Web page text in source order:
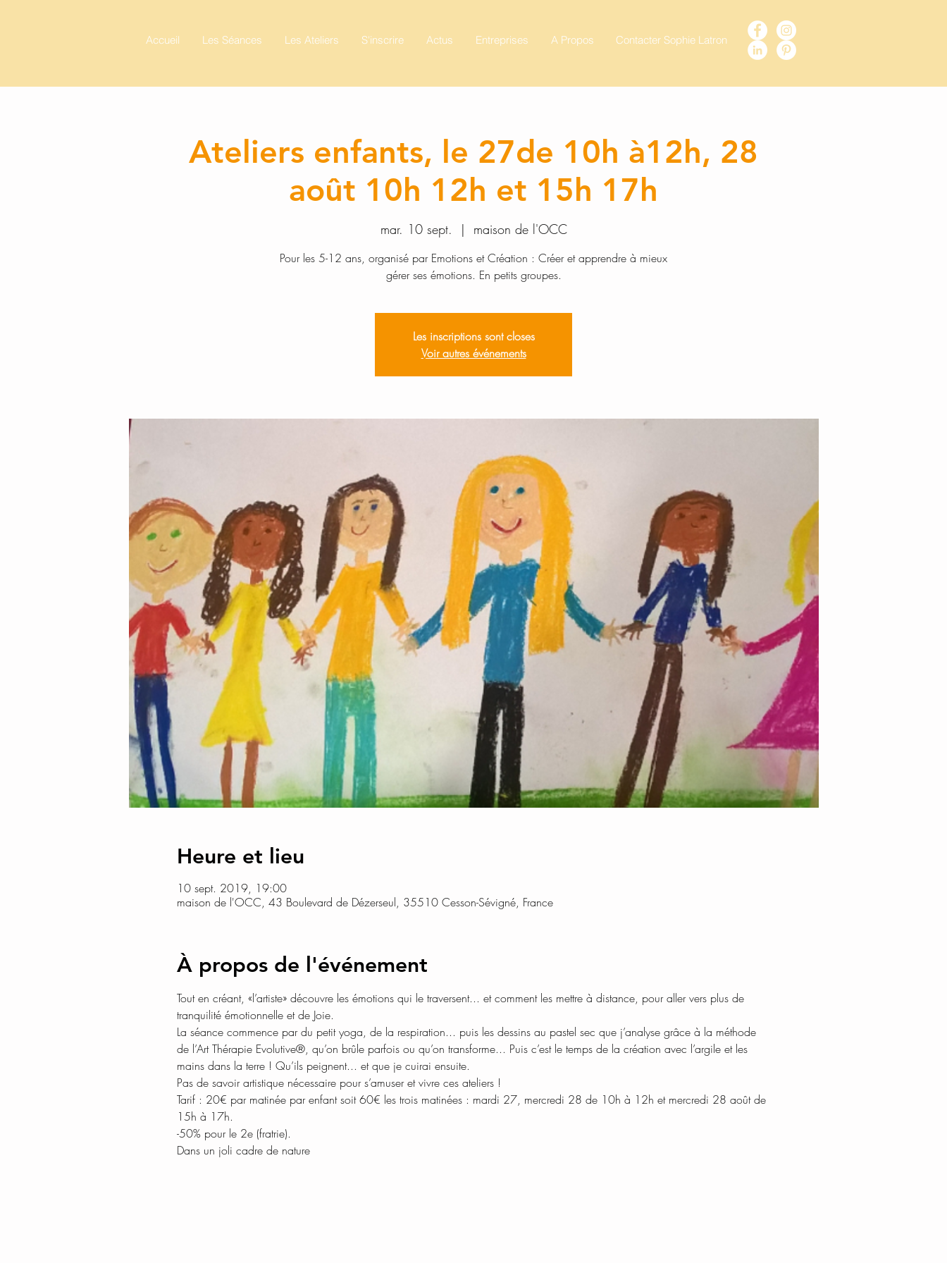
Accueil Les Séances Les Ateliers S'inscrire Actus Entreprises A Propos Contacter Sophie Latron
Ateliers enfants, le 27de 10h à12h, 28
août 10h 12h et 15h 17h
mar. 10 sept.
  |
maison de l'OCC
Pour les 5-12 ans, organisé par Emotions et Création : Créer et apprendre à mieux
gérer ses émotions. En petits groupes.
Les inscriptions sont closes
Voir autres événements
Heure et lieu
10 sept. 2019, 19:00
maison de l'OCC, 43 Boulevard de Dézerseul, 35510 Cesson-Sévigné, France
À propos de l'événement
Tout en créant, «l’artiste» découvre les émotions qui le traversent... et comment les mettre à distance, pour aller vers plus de
La séance commence par du petit yoga, de la respiration... puis les dessins au pastel sec que j’analyse grâce à la méthode
de l’Art Thérapie Evolutive®, qu’on brûle parfois ou qu’on transforme... Puis c’est le temps de la création avec l’argile et les
Tarif : 20€ par matinée par enfant soit 60€ les trois matinées : mardi 27, mercredi 28 de 10h à 12h et mercredi 28 août de
Dans un joli cadre de nature